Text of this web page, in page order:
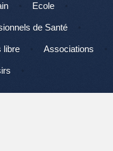
Ecole
de Santé
libre Associations